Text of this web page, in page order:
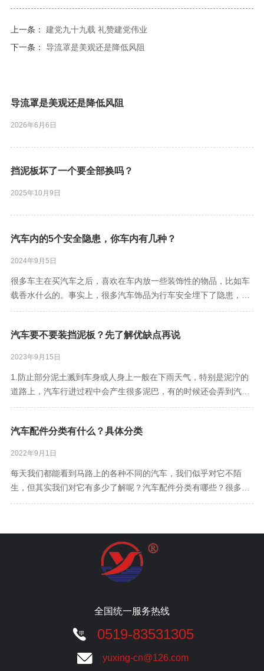
上一条： 建党九十九载 礼赞建党伟业
下一条： 导流罩是美观还是降低风阻
导流罩是美观还是降低风阻
2026年6月6日
挡泥板坏了一个要全部换吗？
2025年10月9日
汽车内的5个安全隐患，你车内有几种？
2024年9月5日
很多车主在买汽车之后，喜欢在车内放一些装饰性的物品，比如车
载香水什么的。事实上，很多汽车饰品为行车安全埋下了隐患，尤
其是这五样物品，千万别放车上。
汽车要不要装挡泥板？先了解优缺点再说
2023年9月15日
1.防止部分泥土溅到车身或人身上一般在下雨天气，特别是泥泞的
道路上，汽车行进过程中会产生很多泥巴，有的时候还会弄到汽车
车身上。汽车安装挡泥板厚，便可以帮助汽车抵挡泥沙，使爱车不
车轮会甩出一些泥沙，当这些泥沙飞溅出去，可能会打到汽车车身
上，在车速
汽车配件分类有什么？具体分类
2022年9月1日
每天我们都能看到马路上的各种不同的汽车，我们似乎对它不陌
生，但其实我们对它有多少了解呢？汽车配件分类有哪些？很多朋
友都感到很困扰。汽车配件分类-发动机系统1、发动机垫片及缸
全国统一服务热线
0519-83531305
yuxing-cn@126.com